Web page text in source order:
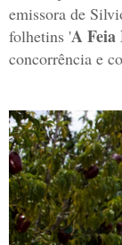
emissora de
folhetins 'A Feia
concorrência e